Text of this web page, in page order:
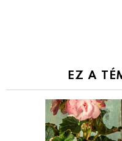
EZ A